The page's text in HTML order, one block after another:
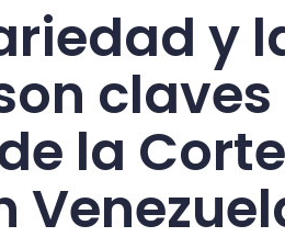
y
la